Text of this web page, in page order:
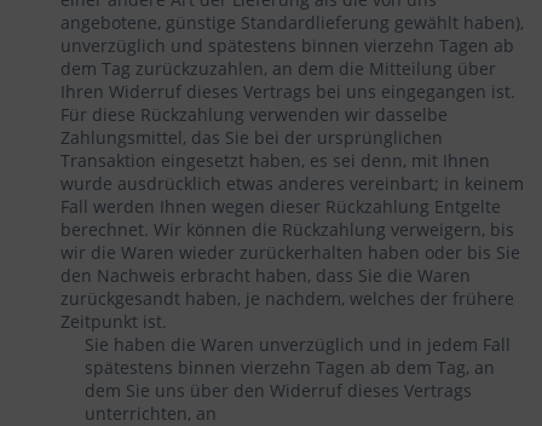
angebotene, günstige Standardlieferung gewählt haben),
unverzüglich und spätestens binnen vierzehn Tagen ab
dem Tag zurückzuzahlen, an dem die Mitteilung über
Ihren Widerruf dieses Vertrags bei uns eingegangen ist.
Für diese Rückzahlung verwenden wir dasselbe
Zahlungsmittel, das Sie bei der ursprünglichen
Transaktion eingesetzt haben, es sei denn, mit Ihnen
wurde ausdrücklich etwas anderes vereinbart; in keinem
Fall werden Ihnen wegen dieser Rückzahlung Entgelte
berechnet. Wir können die Rückzahlung verweigern, bis
wir die Waren wieder zurückerhalten haben oder bis Sie
den Nachweis erbracht haben, dass Sie die Waren
zurückgesandt haben, je nachdem, welches der frühere
Zeitpunkt ist.
Sie haben die Waren unverzüglich und in jedem Fall
spätestens binnen vierzehn Tagen ab dem Tag, an
dem Sie uns über den Widerruf dieses Vertrags
unterrichten, an